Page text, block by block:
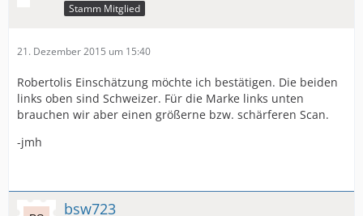
Stamm Mitglied
21. Dezember 2015 um 15:40
Robertolis Einschätzung möchte ich bestätigen. Die beiden
links oben sind Schweizer. Für die Marke links unten
brauchen wir aber einen größerne bzw. schärferen Scan.
-jmh
bsw723